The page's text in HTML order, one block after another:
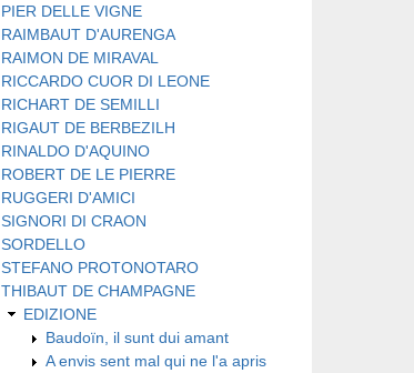
PIER DELLE VIGNE
RAIMBAUT D'AURENGA
RAIMON DE MIRAVAL
RICCARDO CUOR DI LEONE
RICHART DE SEMILLI
RIGAUT DE BERBEZILH
RINALDO D'AQUINO
ROBERT DE LE PIERRE
RUGGERI D'AMICI
SIGNORI DI CRAON
SORDELLO
STEFANO PROTONOTARO
THIBAUT DE CHAMPAGNE
EDIZIONE
Baudoïn, il sunt dui amant
A envis sent mal qui ne l'a apris